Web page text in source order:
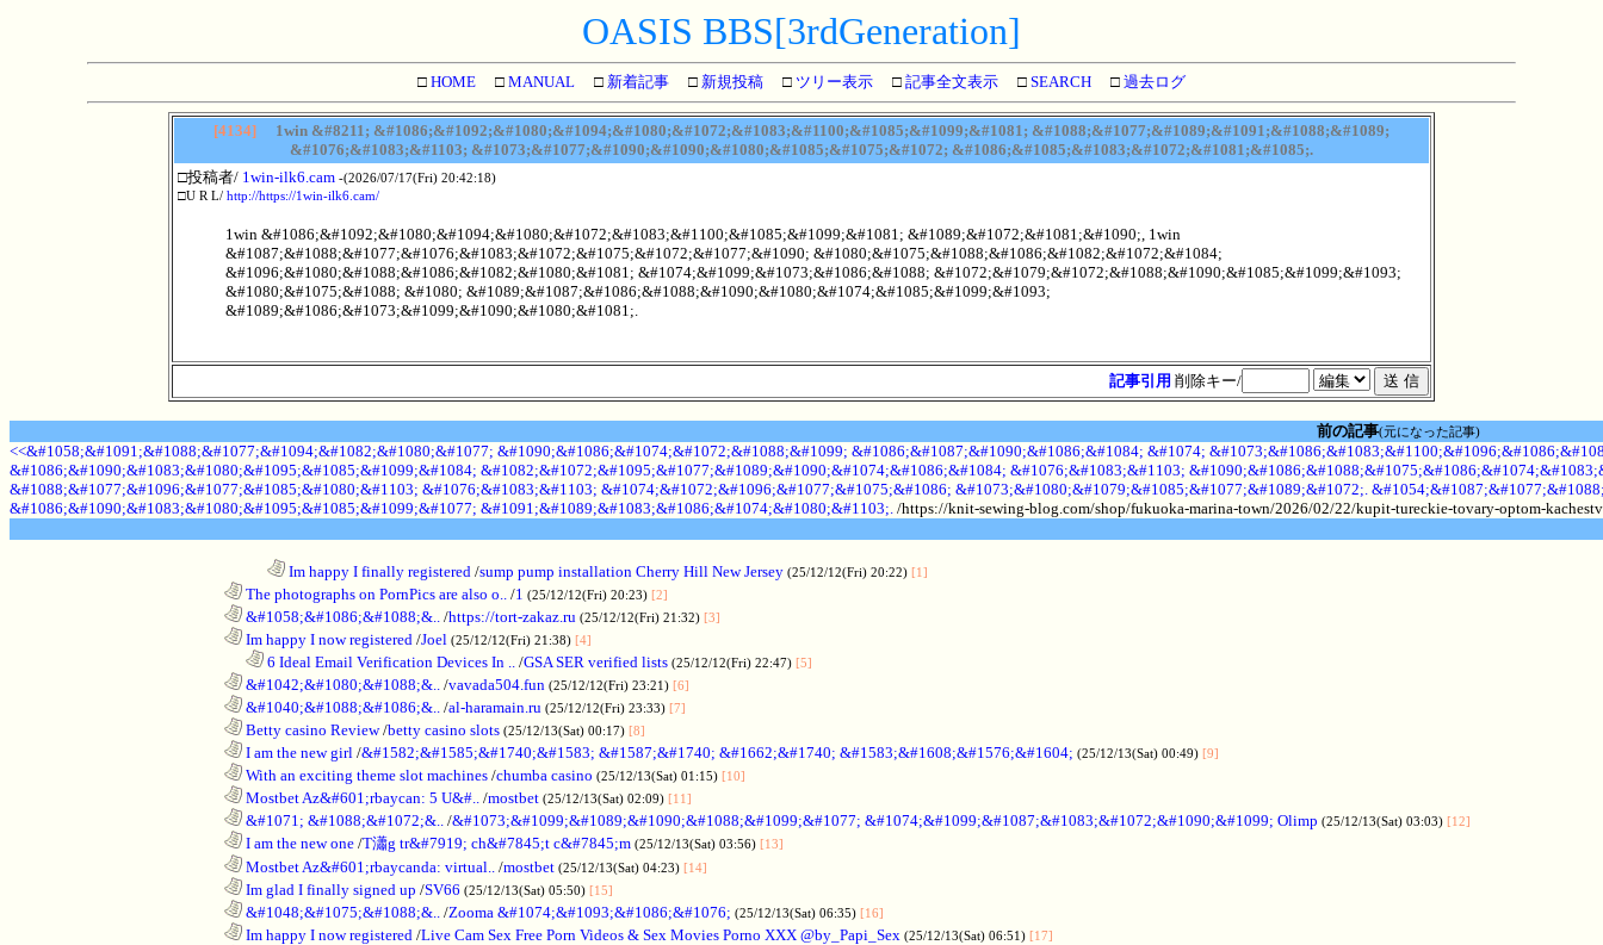
OASIS BBS[3rdGeneration]
□ HOME □ MANUAL □ 新着記事 □ 新規投稿 □ ツリー表示 □ 記事全文表示 □ SEARCH □ 過去ログ
[4134]
1win &#8211; &#1086;&#1092;&#1080;&#1094;&#1080;&#1072;&#1083;&#1100;&#1085;&#1099;&#1081; &#1088;&#1077;&#1089;&#1091;&#1088;&#1089;
&#1076;&#1083;&#1103; &#1073;&#1077;&#1090;&#1090;&#1080;&#1085;&#1075;&#1072; &#1086;&#1085;&#1083;&#1072;&#1081;&#1085;.
□投稿者/ 1win-ilk6.cam -(2026/07/17(Fri) 20:42:18)
□U R L/ http://https://1win-ilk6.cam/
1win &#1086;&#1092;&#1080;&#1094;&#1080;&#1072;&#1083;&#1100;&#1085;&#1099;&#1081; &#1089;&#1072;&#1081;&#1090;, 1win
&#1087;&#1088;&#1077;&#1076;&#1083;&#1072;&#1075;&#1072;&#1077;&#1090; &#1080;&#1075;&#1088;&#1086;&#1082;&#1072;&#1084;
&#1096;&#1080;&#1088;&#1086;&#1082;&#1080;&#1081; &#1074;&#1099;&#1073;&#1086;&#1088; &#1072;&#1079;&#1072;&#1088;&#1090;&#1085;&#1099;&#1093;
&#1080;&#1075;&#1088; &#1080; &#1089;&#1087;&#1086;&#1088;&#1090;&#1080;&#1074;&#1085;&#1099;&#1093;
&#1089;&#1086;&#1073;&#1099;&#1090;&#1080;&#1081;.
記事引用 削除キー/
前の記事(元になった記事)
<<&#1058;&#1091;&#1088;&#1077;&#1094;&#1082;&#1080;&#1077; &#1090;&#1086;&#1074;&#1072;&#1088;&#1099; &#1086;&#1087;&#1090;&#1086;&#1084; &#1074;
&#1086;&#1090;&#1083;&#1080;&#1095;&#1085;&#1099;&#1084; &#1082;&#1072;&#1095;&#1077;&#1089;&#1090;&#1074;&#1086;&#1084; &#1076;&#1083;&#1103;
&#1088;&#1077;&#1096;&#1077;&#1085;&#1080;&#1103; &#1076;&#1083;&#1103; &#1074;&#1072;&#1096;&#1077;&#1075;&#1086; &#1073;&#1080;&#1079;&#1085;&#1077;&#1089;&#1072;.
&#1086;&#1090;&#1083;&#1080;&#1095;&#1085;&#1099;&#1077; &#1091;&#1089;&#1083;&#1086;&#1074;&#1080;&#1103;. /https://knit-sewing-blog.com/shop/fukuoka-marina-town/2026/02/22/kupit-tureckie-tovary-optom-
Im happy I finally registered /sump pump installation Cherry Hill New Jersey (25/12/12(Fri) 20:22) [1]
The photographs on PornPics are also o.. /1 (25/12/12(Fri) 20:23) [2]
&#1058;&#1086;&#1088;&.. /https://tort-zakaz.ru (25/12/12(Fri) 21:32) [3]
Im happy I now registered /Joel (25/12/12(Fri) 21:38) [4]
6 Ideal Email Verification Devices In .. /GSA SER verified lists (25/12/12(Fri) 22:47) [5]
&#1042;&#1080;&#1088;&.. /vavada504.fun (25/12/12(Fri) 23:21) [6]
&#1040;&#1088;&#1086;&.. /al-haramain.ru (25/12/12(Fri) 23:33) [7]
Betty casino Review/betty casino slots (25/12/13(Sat) 00:17) [8]
I am the new girl /&#1582;&#1585;&#1740;&#1583; &#1587;&#1740; &#1662;&#1740; &#1583;&#1608;&#1576;&#1604; (25/12/13(Sat) 00:49) [9]
With an exciting theme slot machines /chumba casino (25/12/13(Sat) 01:15) [10]
Mostbet Az&#601;rbaycan: 5 U&#.. /mostbet (25/12/13(Sat) 02:09) [11]
&#1071; &#1088;&#1072;&.. /&#1073;&#1099;&#1089;&#1090;&#1088;&#1099;&#1077; &#1074;&#1099;&#1087;&#1083;&#1072;&#1090;&#1099; Olimp (25/12/13(Sat) 03:03) [12]
I am the new one /T瀟g tr&#7919; ch&#7845;t c&#7845;m (25/12/13(Sat) 03:56) [13]
Mostbet Az&#601;rbaycanda: virtual.. /mostbet (25/12/13(Sat) 04:23) [14]
Im glad I finally signed up /SV66 (25/12/13(Sat) 05:50) [15]
&#1048;&#1075;&#1088;&.. /Zooma &#1074;&#1093;&#1086;&#1076; (25/12/13(Sat) 06:35) [16]
Im happy I now registered /Live Cam Sex Free Porn Videos & Sex Movies Porno XXX @by_Papi_Sex (25/12/13(Sat) 06:51) [17]